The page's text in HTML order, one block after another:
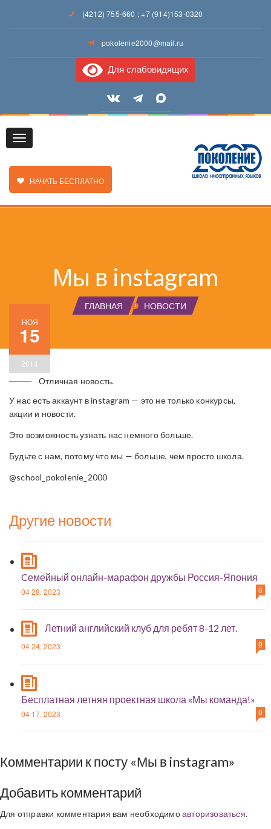
(4212) 755-660 ;+7 (914)153-0320
pokolenie2000@mail.ru
Для слабовидящих
Toggle
ЗАКАЗАТЬ ЗВОНОК
НАЧАТЬ БЕСПЛАТНО
Мы в instagram
ГЛАВНАЯ НОВОСТИ
НОЯ
15
2014
Отличная новость.
У нас есть аккаунт в instagram — это не только конкурсы,
акции и новости.
Это возможность узнать нас немного больше.
Будьте с нам, потому что мы — больше, чем просто школа.
@school_pokolenie_2000
Другие новости
Cемейный онлайн-марафон дружбы Россия-Япония
04 28, 2023 0
Летний английский клуб для ребят 8-12 лет.
04 24, 2023 0
Бесплатная летняя проектная школа «Мы команда!»
04 17, 2023 0
Комментарии к посту «Мы в instagram»
Добавить комментарий
Для отправки комментария вам необходимоавторизоваться.